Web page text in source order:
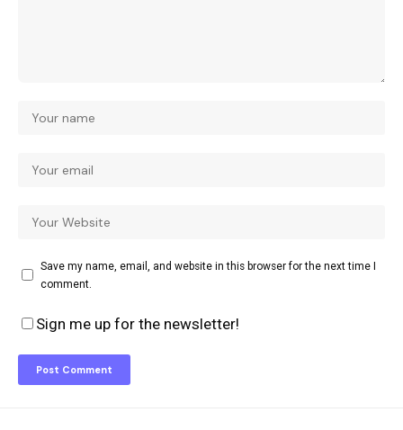
Save my name, email, and website in this browser for the next time I
comment.
Sign me up for the newsletter!